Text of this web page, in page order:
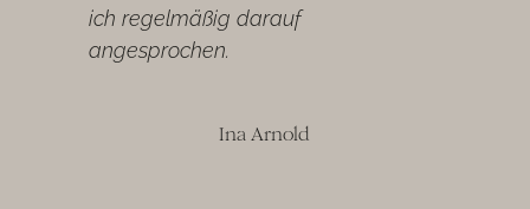
ich regelmäßig darauf
angesprochen.
Ina Arnold